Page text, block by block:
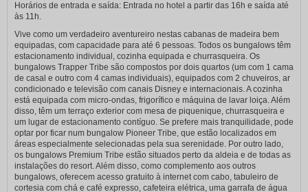
Horários de entrada e saída: Entrada no hotel a partir das 16h e saída até
às 11h.
Vive como um verdadeiro aventureiro nestas cabanas de madeira bem
equipadas, com capacidade para até 6 pessoas. Todos os bungalows têm
estacionamento individual, cozinha equipada e churrasqueira. Os
bungalows Trapper Tribe são compostos por dois quartos (um com 1 cama
de casal e outro com 4 camas individuais), equipados com 2 chuveiros, ar
condicionado e televisão com canais Disney e internacionais. A cozinha
está equipada com micro-ondas, frigorífico e máquina de lavar loiça. Além
disso, têm um terraço exterior com mesa de piquenique, churrasqueira e
um lugar de estacionamento contíguo. Se prefere mais tranquilidade, pode
optar por ficar num bungalow Pioneer Tribe, que estão localizados em
áreas especialmente selecionadas pela sua serenidade. Por outro lado,
os bungalows Premium Tribe estão situados perto da aldeia e de todas as
instalações do resort. Além disso, como complemento aos outros
bungalows, oferecem acesso gratuito à internet com cabo, tabuleiro de
cortesia com chá e café expresso, cafeteira elétrica, uma garrafa de água